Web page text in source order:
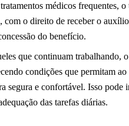
médicos frequentes,
com o direito de receber o
do benefício.
que continuam trabalhando,
condições que permitam
segura e confortável. Isso pode
das tarefas diárias.